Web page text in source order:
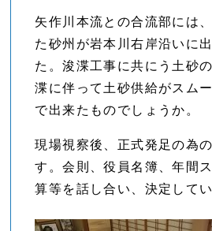
矢作川本流との合流部には
た砂州が岩本川右岸沿いに
た。浚渫工事に共にう土砂
渫に伴って土砂供給がスム
で出来たものでしょうか。
現場視察後、正式発足の為
す。会則、役員名簿、年間
算等を話し合い、決定してい